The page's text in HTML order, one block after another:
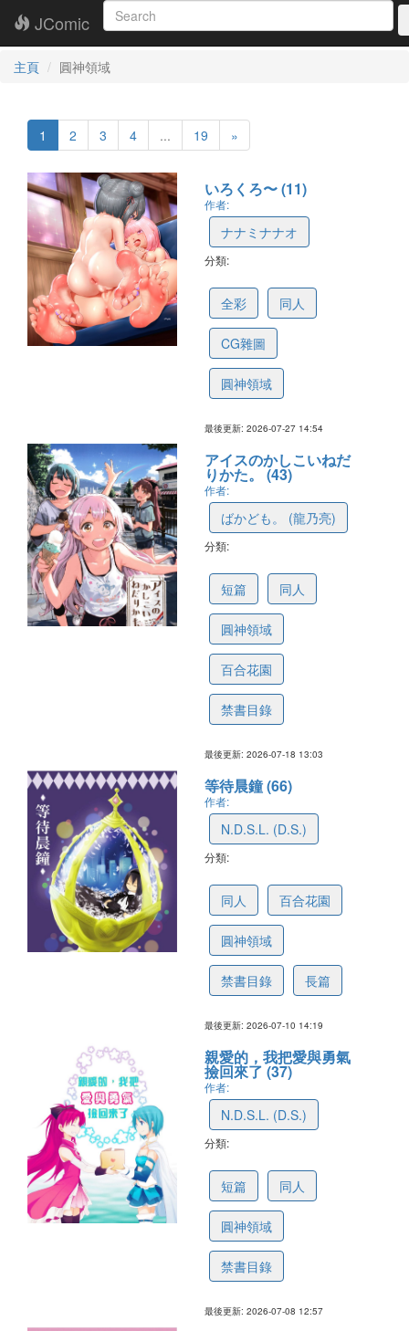
JComic
主頁 圓神領域
1 2 3 4 ... 19 »
いろくろ〜 (11)
作者:
ナナミナナオ
分類:
全彩 同人
CG雜圖
圓神領域
最後更新: 2026-07-27 14:54
アイスのかしこいねだ
りかた。 (43)
作者:
ばかども。 (龍乃亮)
分類:
短篇 同人
圓神領域
百合花園
禁書目錄
最後更新: 2026-07-18 13:03
等待晨鐘 (66)
作者:
N.D.S.L. (D.S.)
分類:
同人 百合花園
圓神領域
禁書目錄 長篇
最後更新: 2026-07-10 14:19
親愛的，我把愛與勇氣
撿回來了 (37)
作者:
N.D.S.L. (D.S.)
分類:
短篇 同人
圓神領域
禁書目錄
最後更新: 2026-07-08 12:57